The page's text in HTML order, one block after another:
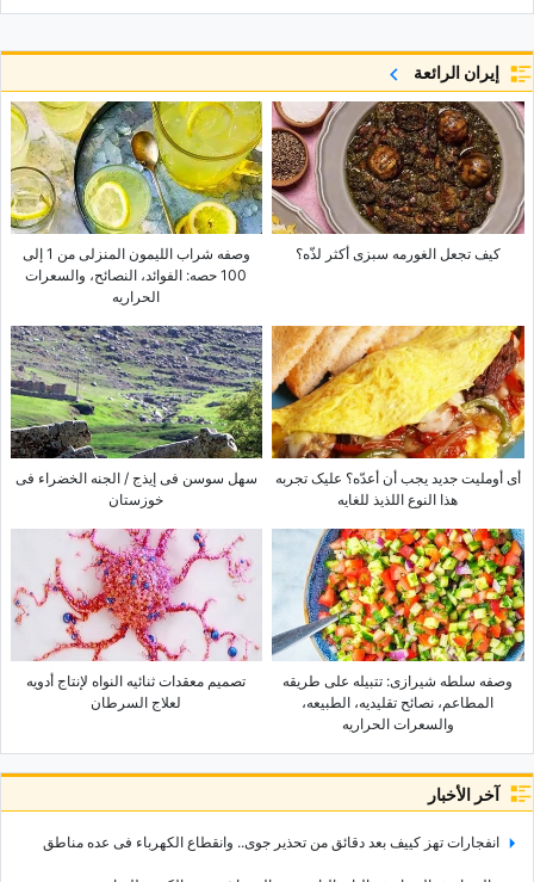
إيران الرائعة
کیف تجعل الغورمه سبزی أکثر لذّه؟
وصفه شراب اللیمون المنزلی من 1 إلى
100 حصه: الفوائد، النصائح، والسعرات
الحراریه
أی أوملیت جدید یجب أن أعدّه؟ علیک تجربه
هذا النوع اللذیذ للغایه
سهل سوسن فی إیذج / الجنه الخضراء فی
خوزستان
وصفه سلطه شیرازی: تتبیله على طریقه
المطاعم، نصائح تقلیدیه، الطبیعه،
والسعرات الحراریه
تصمیم معقدات ثنائیه النواه لإنتاج أدویه
لعلاج السرطان
آخر الأخبار
انفجارات تهز کییف بعد دقائق من تحذیر جوی.. وانقطاع الکهرباء فی عده مناطق